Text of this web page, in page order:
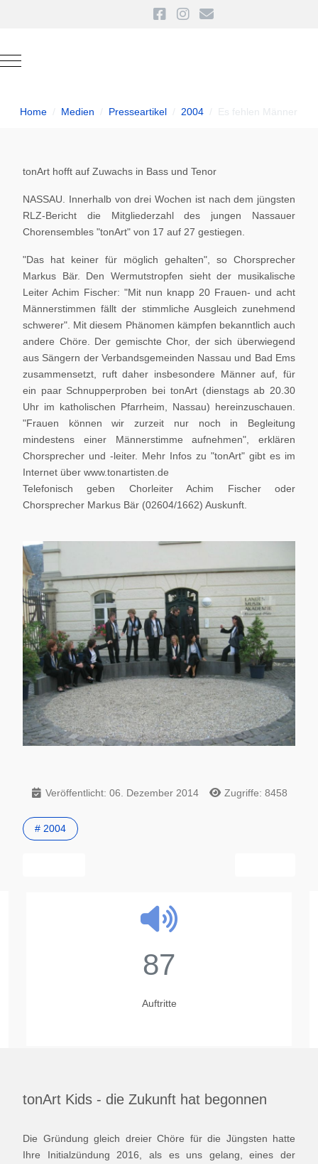
Mobile Menu Toggle
Home Medien Presseartikel 2004 Es fehlen Männer
tonArt hofft auf Zuwachs in Bass und Tenor
NASSAU. Innerhalb von drei Wochen ist nach dem jüngsten
RLZ-Bericht die Mitgliederzahl des jungen Nassauer
Chorensembles "tonArt" von 17 auf 27 gestiegen.
"Das hat keiner für möglich gehalten", so Chorsprecher
Markus Bär. Den Wermutstropfen sieht der musikalische
Leiter Achim Fischer: "Mit nun knapp 20 Frauen- und acht
Männerstimmen fällt der stimmliche Ausgleich zunehmend
schwerer". Mit diesem Phänomen kämpfen bekanntlich auch
andere Chöre. Der gemischte Chor, der sich überwiegend
aus Sängern der Verbandsgemeinden Nassau und Bad Ems
zusammensetzt, ruft daher insbesondere Männer auf, für
ein paar Schnupperproben bei tonArt (dienstags ab 20.30
Uhr im katholischen Pfarrheim, Nassau) hereinzuschauen.
"Frauen können wir zurzeit nur noch in Begleitung
mindestens einer Männerstimme aufnehmen", erklären
Chorsprecher und -leiter. Mehr Infos zu "tonArt" gibt es im
Internet über www.tonartisten.de
Telefonisch geben Chorleiter Achim Fischer oder
Chorsprecher Markus Bär (02604/1662) Auskunft.
Veröffentlicht: 06. Dezember 2014 Zugriffe: 8458
# 2004
87
Auftritte
tonArt Kids - die Zukunft hat begonnen
Die Gründung gleich dreier Chöre für die Jüngsten hatte
Ihre Initialzündung 2016, als es uns gelang, eines der